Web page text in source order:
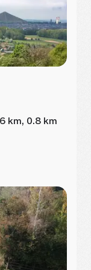
km, 0.8 km